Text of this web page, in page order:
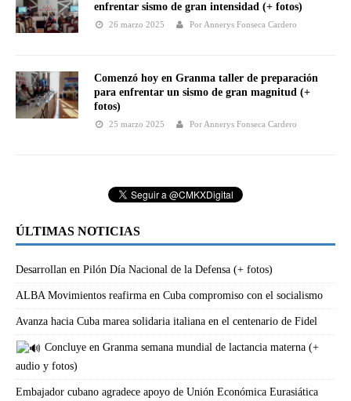
enfrentar sismo de gran intensidad (+ fotos)
26 marzo 2025 Por Annerys Fonseca Cardero
Comenzó hoy en Granma taller de preparación
para enfrentar un sismo de gran magnitud (+
fotos)
25 marzo 2025 Por Annerys Fonseca Cardero
ÚLTIMAS NOTICIAS
Desarrollan en Pilón Día Nacional de la Defensa (+ fotos)
ALBA Movimientos reafirma en Cuba compromiso con el socialismo
Avanza hacia Cuba marea solidaria italiana en el centenario de Fidel
Concluye en Granma semana mundial de lactancia materna (+
audio y fotos)
Embajador cubano agradece apoyo de Unión Económica Eurasiática